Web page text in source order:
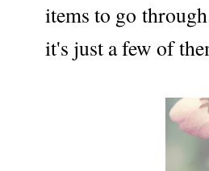
items to go
it's just a few of